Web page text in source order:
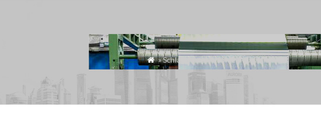
 » Schlagworte » Haomei Aluminium